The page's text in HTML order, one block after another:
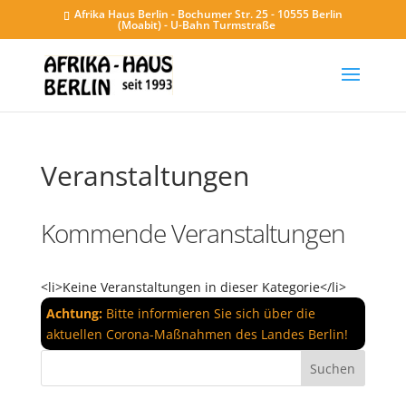
Afrika Haus Berlin - Bochumer Str. 25 - 10555 Berlin
(Moabit) - U-Bahn Turmstraße
Veranstaltungen
Kommende Veranstaltungen
<li>Keine Veranstaltungen in dieser Kategorie</li>
Achtung:Bitte informieren Sie sich über die
aktuellen Corona-Maßnahmen des Landes Berlin!